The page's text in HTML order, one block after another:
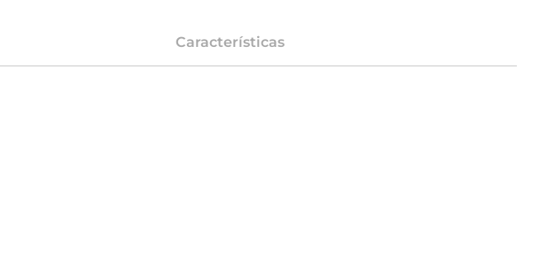
Características